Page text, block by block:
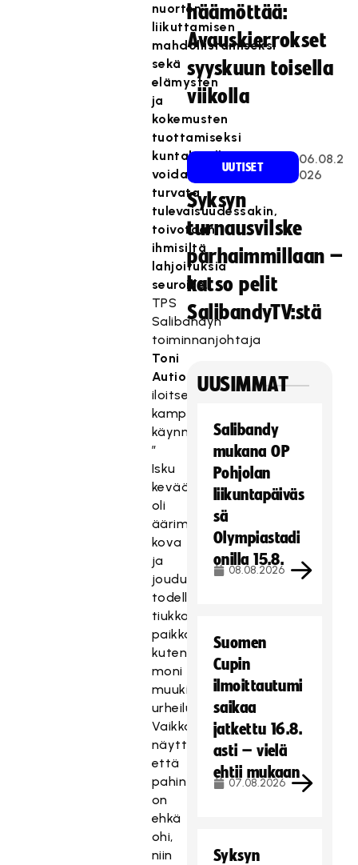
nuorten
liikuttamisen
mahdollistamiseksi
sekä
elämysten
ja
kokemusten
tuottamiseksi
kuntalaisille
voidaan
turvata
tulevaisuudessakin,
toivotaan
ihmisiltä
lahjoituksia
seuroille.
TPS
Salibandyn
toiminnanjohtaja
Toni
Autio
iloitsee
kampanjan
käynnistymisestä:
”
Isku
keväällä
oli
äärimmäisen
kova
ja
jouduimme
todella
tiukkaan
paikkaan,
kuten
moni
muukin
urheiluseura.
Vaikka
näyttäisi,
että
pahin
on
ehkä
ohi,
niin
häämöttää:
Avauskierrokset
syyskuun toisella
viikolla
UUTISET
06.08.2
026
Syksyn
turnausvilske
parhaimmillaan –
katso pelit
SalibandyTV:stä
UUSIMMAT
Salibandy
mukana OP
Pohjolan
liikuntapäiväs
sä
Olympiastadi
onilla 15.8.
08.08.2026
Suomen
Cupin
ilmoittautumi
saikaa
jatkettu 16.8.
asti – vielä
ehtii mukaan
07.08.2026
Syksyn